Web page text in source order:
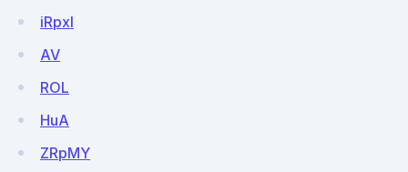
iRpxl
AV
ROL
HuA
ZRpMY